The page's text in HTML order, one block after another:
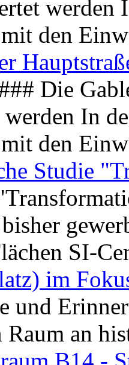
werden
mit den
Die
In
mit den
Studie
SI-
im
und
Raum an